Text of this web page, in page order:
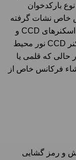
بارکدخوان
خاص نشات گرفته
و از اسکنر منعکس می شود.تفاوت مهم بین اسكنرهای CCD و
نوع قلمی و یا اسکنر لیزری این است كه اسكنر CCD نور محیط
حالی که قلمی یا
فركانس خاص از
و رمز گشایی